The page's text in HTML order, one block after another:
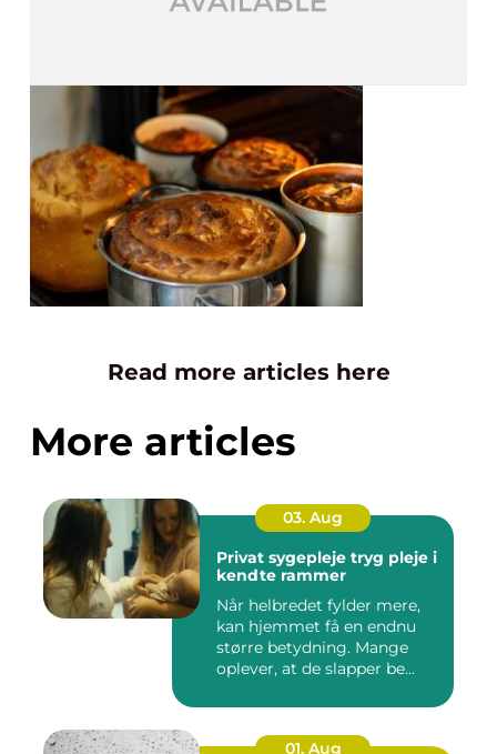
Read more articles here
More articles
03. Aug
Privat sygepleje tryg pleje i
kendte rammer
Når helbredet fylder mere,
kan hjemmet få en endnu
større betydning. Mange
oplever, at de slapper be...
01. Aug